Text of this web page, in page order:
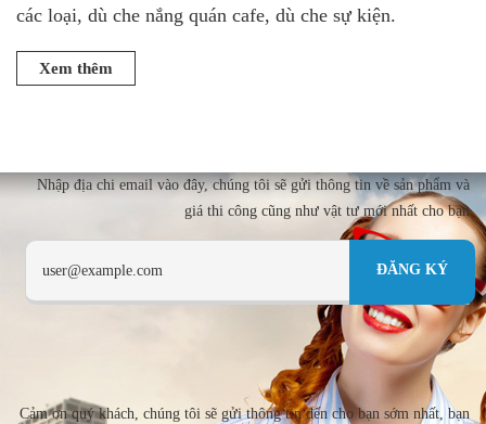
các loại, dù che nắng quán cafe, dù che sự kiện.
Xem thêm
Nhập địa chi email vào đây, chúng tôi sẽ gửi thông tin về sản phẩm và
giá thi công cũng như vật tư mới nhất cho bạn
Cảm ơn quý khách, chúng tôi sẽ gửi thông tin đến cho bạn sớm nhất, bạn